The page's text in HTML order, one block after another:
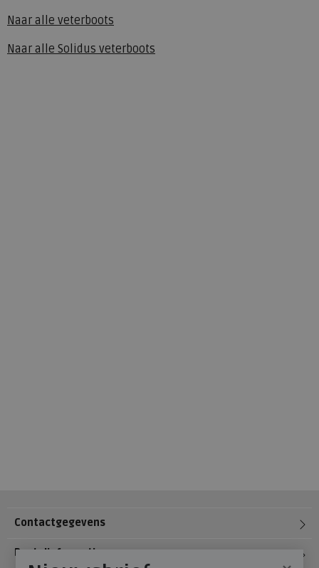
Naar alle veterboots
Naar alle Solidus veterboots
Contactgegevens
Bestelinformatie